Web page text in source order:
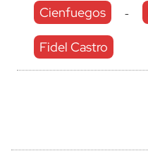
Cienfuegos -
Fidel Castro